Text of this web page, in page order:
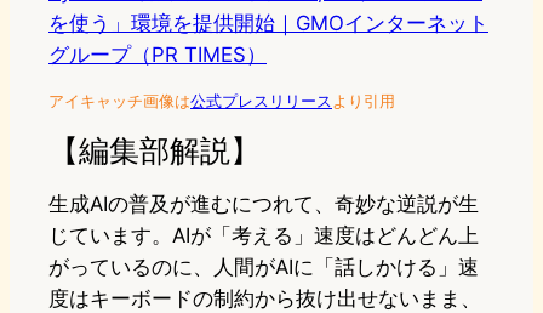
を使う」環境を提供開始｜GMOインターネット
グループ（PR TIMES）
アイキャッチ画像は公式プレスリリースより引用
【編集部解説】
生成AIの普及が進むにつれて、奇妙な逆説が生
じています。AIが「考える」速度はどんどん上
がっているのに、人間がAIに「話しかける」速
度はキーボードの制約から抜け出せないまま、